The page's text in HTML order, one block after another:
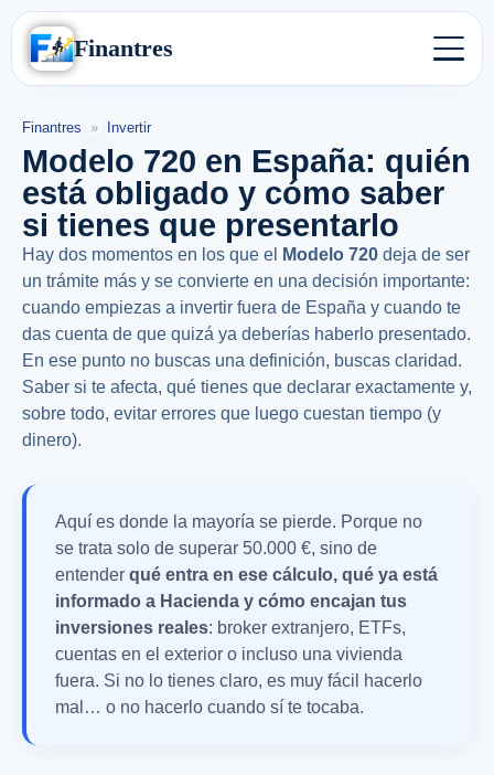
Finantres
Finantres » Invertir
Modelo 720 en España: quién
está obligado y cómo saber
si tienes que presentarlo
Hay dos momentos en los que el Modelo 720 deja de ser
un trámite más y se convierte en una decisión importante:
cuando empiezas a invertir fuera de España y cuando te
das cuenta de que quizá ya deberías haberlo presentado.
En ese punto no buscas una definición, buscas claridad.
Saber si te afecta, qué tienes que declarar exactamente y,
sobre todo, evitar errores que luego cuestan tiempo (y
dinero).
Aquí es donde la mayoría se pierde. Porque no
se trata solo de superar 50.000 €, sino de
entender qué entra en ese cálculo, qué ya está
informado a Hacienda y cómo encajan tus
inversiones reales: broker extranjero, ETFs,
cuentas en el exterior o incluso una vivienda
fuera. Si no lo tienes claro, es muy fácil hacerlo
mal… o no hacerlo cuando sí te tocaba.